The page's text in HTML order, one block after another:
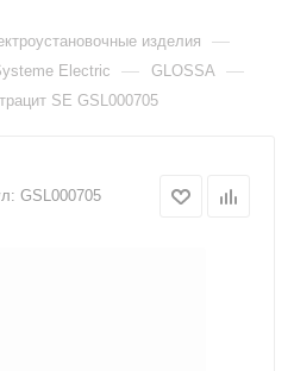
изделия —
Electric — GLOSSA —
SE GSL000705
GSL000705